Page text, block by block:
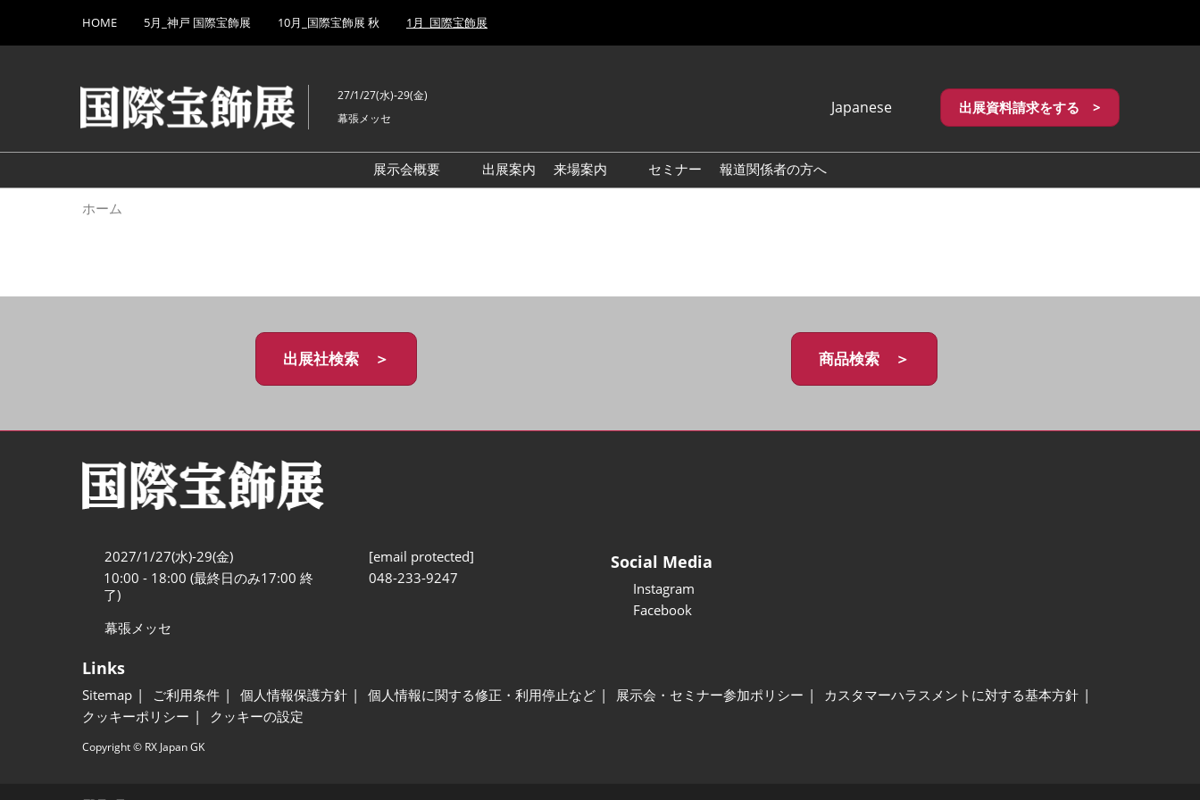
キ
し
て
to
HOME 5月_神戸 国際宝飾展 10月_国際宝飾展 秋 1月_国際宝飾展
27/1/27(水)-29(金)
幕張メッセ
Japanese
English
繁體中文
出展資料請求をする >
展示会概要
出展案内
来場案内
セミナー 報道関係者の方へ
ホーム
出展社検索 ＞ 商品検索 ＞
2027/1/27(水)-29(金)
10:00 - 18:00 (最終日のみ17:00 終
了)
幕張メッセ
[email protected]
048-233-9247
Social Media
Instagram
Facebook
Links
Sitemap ご利用条件 個人情報保護方針 個人情報に関する修正・利用停止など 展示会・セミナー参加ポリシー
カスタマーハラスメントに対する基本方針
クッキーポリシー
クッキーの設定
Copyright © RX Japan GK